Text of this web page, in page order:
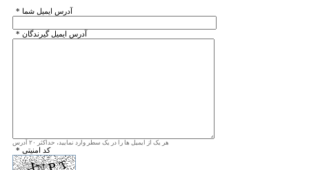
* آدرس ايميل شما
* آدرس ايميل گيرندگان
هر یک از ایمیل ها را در یک سطر وارد نمایید، حداکثر ۲۰ آدرس
* کد امنیتی